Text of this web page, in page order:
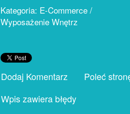
Kategoria: E-Commerce /
Wyposażenie Wnętrz
Dodaj Komentarz
Poleć
Wpis zawiera błędy